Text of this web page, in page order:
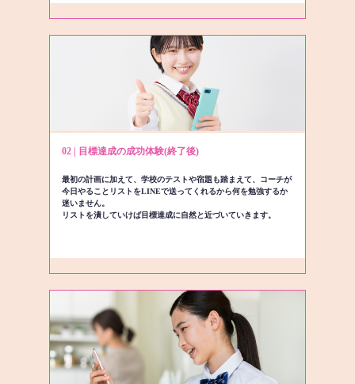
02 | 目標達成の成功体験(終了後)
最初の計画に加えて、学校のテストや宿題も踏まえて、コーチが
今日やることリストをLINEで送ってくれるから何を勉強するか
迷いません。
リストを潰していけば目標達成に自然と近づいていきます。